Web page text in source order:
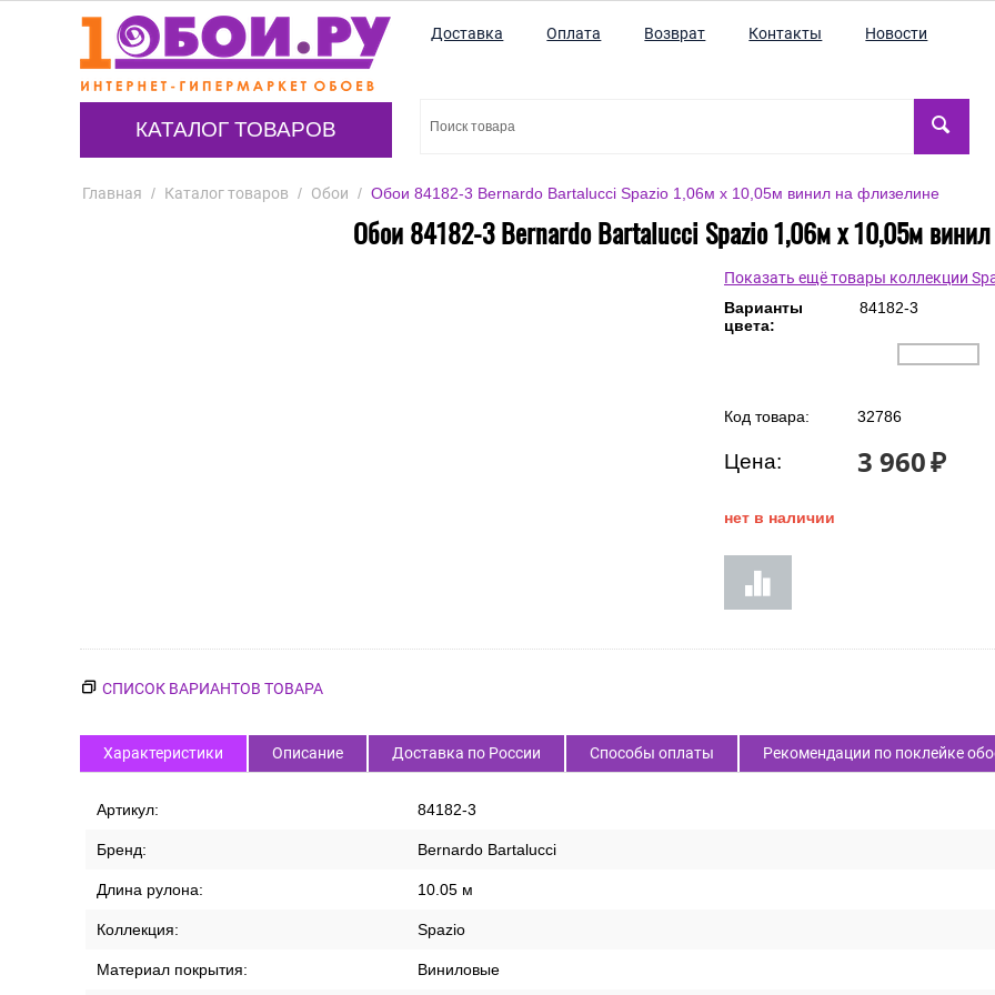
КАТАЛОГ ТОВАРОВ
Доставка Оплата Возврат Контакты Новости
Главная / Каталог товаров / Обои / Обои 84182-3 Bernardo Bartalucci Spazio 1,06м х 10,05м винил на флизелине
Обои 84182-3 Bernardo Bartalucci Spazio 1,06м х 10,05м
Показать ещё товары коллекции
Варианты
цвета:
84182-3
Цена:
СПИСОК ВАРИАНТОВ ТОВАРА
Артикул: 84182-3
Бренд: Bernardo Bartalucci